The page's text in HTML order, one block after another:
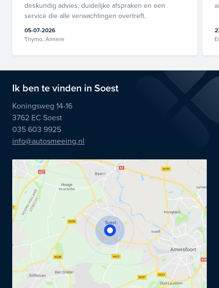
deskundig advies, duidelijke afspraken en een
service die alle verwachtingen overtreft.
05-07-2026
Thymo, Almere
Ik ben te vinden in Soest
Koningsweg 14-16
3762 EC Soest
035 603 9925
info@autosmeeing.nl